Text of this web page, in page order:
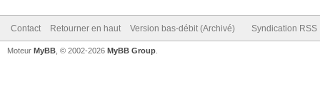
Contact Retourner en haut Version bas-débit (Archivé) Syndication RSS
Moteur MyBB , © 2002-2026 MyBB Group